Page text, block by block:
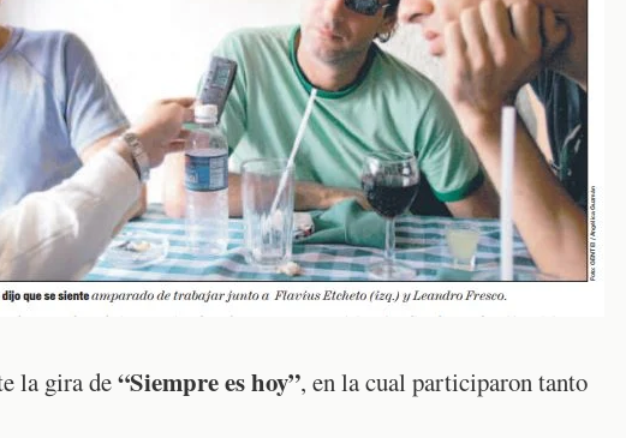
la gira de“Siempre es hoy”, en la cual participaron tanto